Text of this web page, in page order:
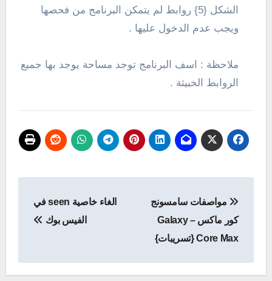
الشكل {5} روابط لم يتمكن البرنامج من فحصها
ويجب عدم الدخول عليها .
ملاحظة : اسف البرنامج توجد مساحة يوجد بها جميع
الروابط الخبيثة .
المقالات
مواصفات سامسونج
كور ماكس – Galaxy
Core Max {تسريبات}
الغاء خاصية seen في
الفيس بوك